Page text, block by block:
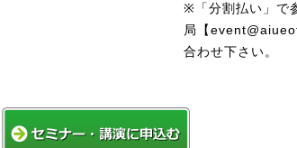
※「分割払い」で
局【
合わせ下さい。